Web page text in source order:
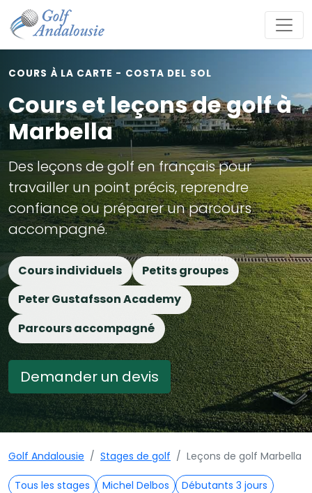
COURS À LA CARTE - COSTA DEL SOL
Cours et leçons de golf à
Marbella
Des leçons de golf en français pour
travailler un point précis, reprendre
confiance ou préparer un parcours
accompagné.
Cours individuels
Petits groupes
Peter Gustafsson Academy
Parcours accompagné
Demander un devis
Golf Andalousie Stages de golf Leçons de golf Marbella
Tous les stages Michel Delbos
Débutants 3 jours